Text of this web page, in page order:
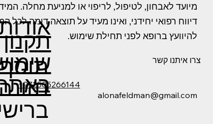
מיועד לאבחון, לטיפול, לריפוי או למניעת מחלה.
דיווח רפואי יחידני, ואינו מעיד על תוצאה דומה
להיוועץ ברופא לפני תחילת שימוש.
תקנון
תוסף
alonafeldman@gmail.com
צרו איתנו קשר
+972505266144